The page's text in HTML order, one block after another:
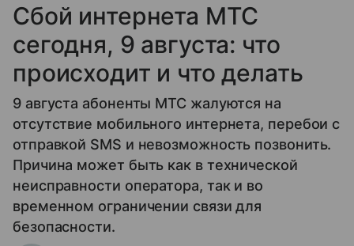
Сбой интернета МТС
сегодня, 9 августа: что
происходит и что делать
9 августа абоненты МТС жалуются на
отсутствие мобильного интернета, перебои с
отправкой SMS и невозможность позвонить.
Причина может быть как в технической
неисправности оператора, так и во
временном ограничении связи для
безопасности.